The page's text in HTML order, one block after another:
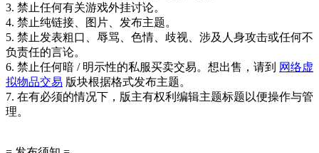
3. 禁止任何有关游戏外挂讨论。
4. 禁止纯链接、图片、发布主题。
5. 禁止发表粗口、辱骂、色情、歧视、涉及人身攻击或任何不
负责任的言论。
6. 禁止任何暗 / 明示性的私服买卖交易。想出售，请到 网络虚
拟物品交易 版块根据格式发布主题。
7. 在有必须的情况下，版主有权利编辑主题标题以便操作与管
理。